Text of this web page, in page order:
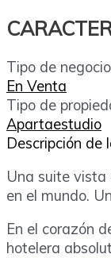
Tipo de
En Venta
Tipo de
Apartaestudio
Descripción de
Una suite vista
en el mundo.
En el corazón
hotelera